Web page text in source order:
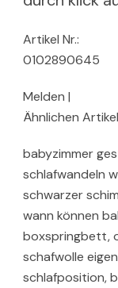
Artikel Nr.:
0102890645
Melden |
Ähnlichen
babyzimmer
schlafwandeln
schwarzer
wann können
boxspringbett,
schafwolle
schlafposition,